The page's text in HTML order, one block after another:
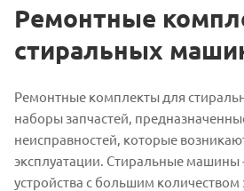
Ремонтные
стиральных
Ремонтные комплекты для
наборы запчастей,
неисправностей, которые
эксплуатации. Стиральные машины
устройства с большим количеством